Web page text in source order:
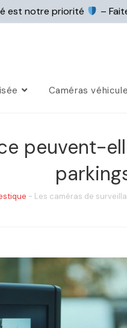
est notre priorité –
Caméras
peuvent-
- Les caméras de